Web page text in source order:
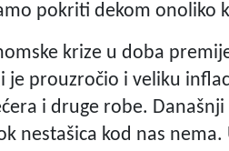
pokriti dekom onoliko
krize u doba
je prouzročio i veliku
i druge robe.
nestašica kod nas